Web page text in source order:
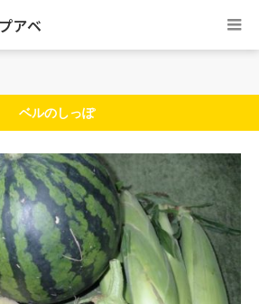
アベ
ベルのしっぽ